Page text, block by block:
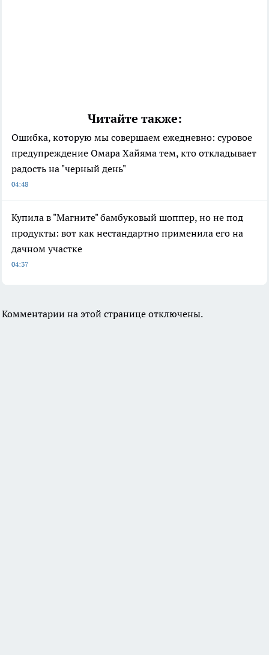
Читайте также:
Ошибка, которую мы совершаем ежедневно: суровое
предупреждение Омара Хайяма тем, кто откладывает
радость на "черный день"
04:48
Купила в "Магните" бамбуковый шоппер, но не под
продукты: вот как нестандартно применила его на
дачном участке
04:37
Комментарии на этой странице отключены.